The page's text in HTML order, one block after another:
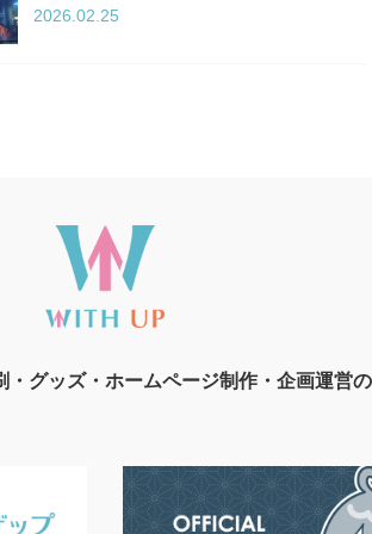
2026.02.25
・グッズ・ホームページ制作・企画運営